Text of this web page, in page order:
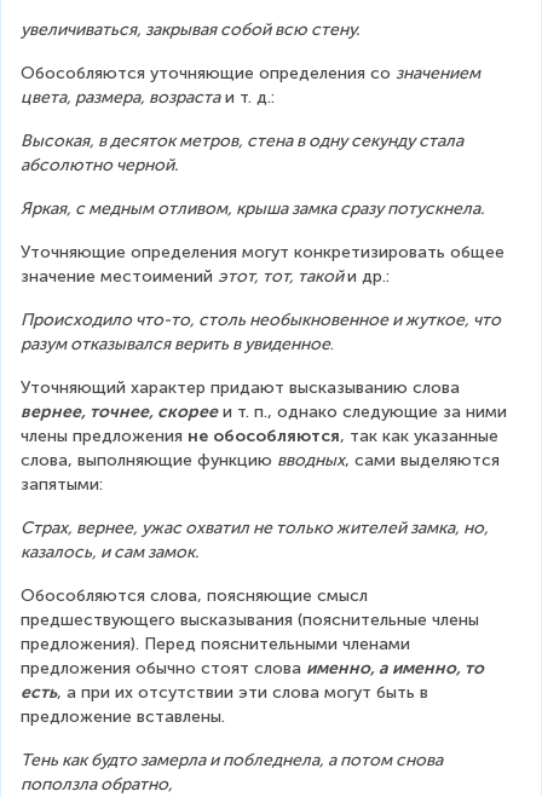
увеличиваться, закрывая собой всю стену.
Обособляются уточняющие определения со значением
цвета, размера, возраста и т. д.:
Высокая, в десяток метров, стена в одну секунду стала
абсолютно черной.
Яркая, с медным отливом, крыша замка сразу потускнела.
Уточняющие определения могут конкретизировать общее
значение местоимений этот, тот, такой и др.:
Происходило что-то, столь необыкновенное и жуткое, что
разум отказывался верить в увиденное.
Уточняющий характер придают высказыванию слова
вернее, точнее, скорее и т. п., однако следующие за ними
члены предложения не обособляются, так как указанные
слова, выполняющие функцию вводных, сами выделяются
запятыми:
Страх, вернее, ужас охватил не только жителей замка, но,
казалось, и сам замок.
Обособляются слова, поясняющие смысл
предшествующего высказывания (пояснительные члены
предложения). Перед пояснительными членами
предложения обычно стоят слова именно, а именно, то
есть, а при их отсутствии эти слова могут быть в
предложение вставлены.
Тень как будто замерла и побледнела, а потом снова
поползла обратно,